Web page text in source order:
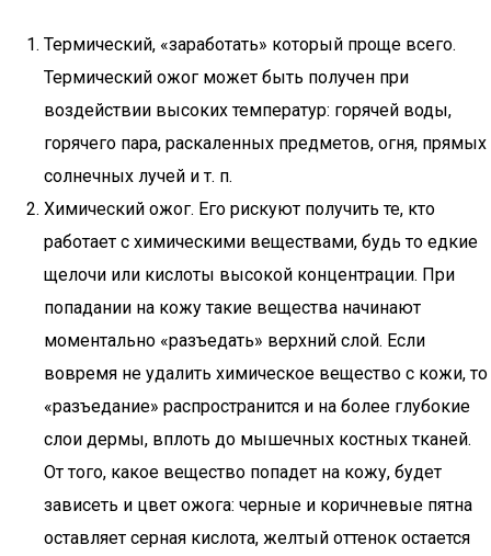
Термический, «заработать» который проще всего.
Термический ожог может быть получен при
воздействии высоких температур: горячей воды,
горячего пара, раскаленных предметов, огня, прямых
солнечных лучей и т. п.
Химический ожог. Его рискуют получить те, кто
работает с химическими веществами, будь то едкие
щелочи или кислоты высокой концентрации. При
попадании на кожу такие вещества начинают
моментально «разъедать» верхний слой. Если
вовремя не удалить химическое вещество с кожи, то
«разъедание» распространится и на более глубокие
слои дермы, вплоть до мышечных костных тканей.
От того, какое вещество попадет на кожу, будет
зависеть и цвет ожога: черные и коричневые пятна
оставляет серная кислота, желтый оттенок остается